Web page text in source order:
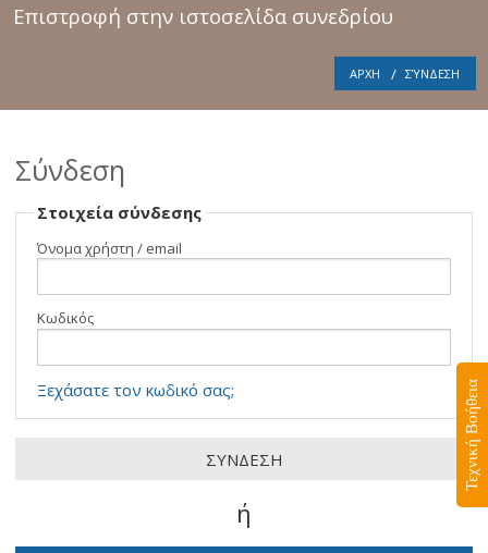
Επιστροφή στην ιστοσελίδα συνεδρίου
ΑΡΧΗ ΣΎΝΔΕΣΗ
Σύνδεση
Στοιχεία σύνδεσης
Όνομα χρήστη / email
Κωδικός
Ξεχάσατε τον κωδικό σας;
ή
Τεχνική Βοήθεια